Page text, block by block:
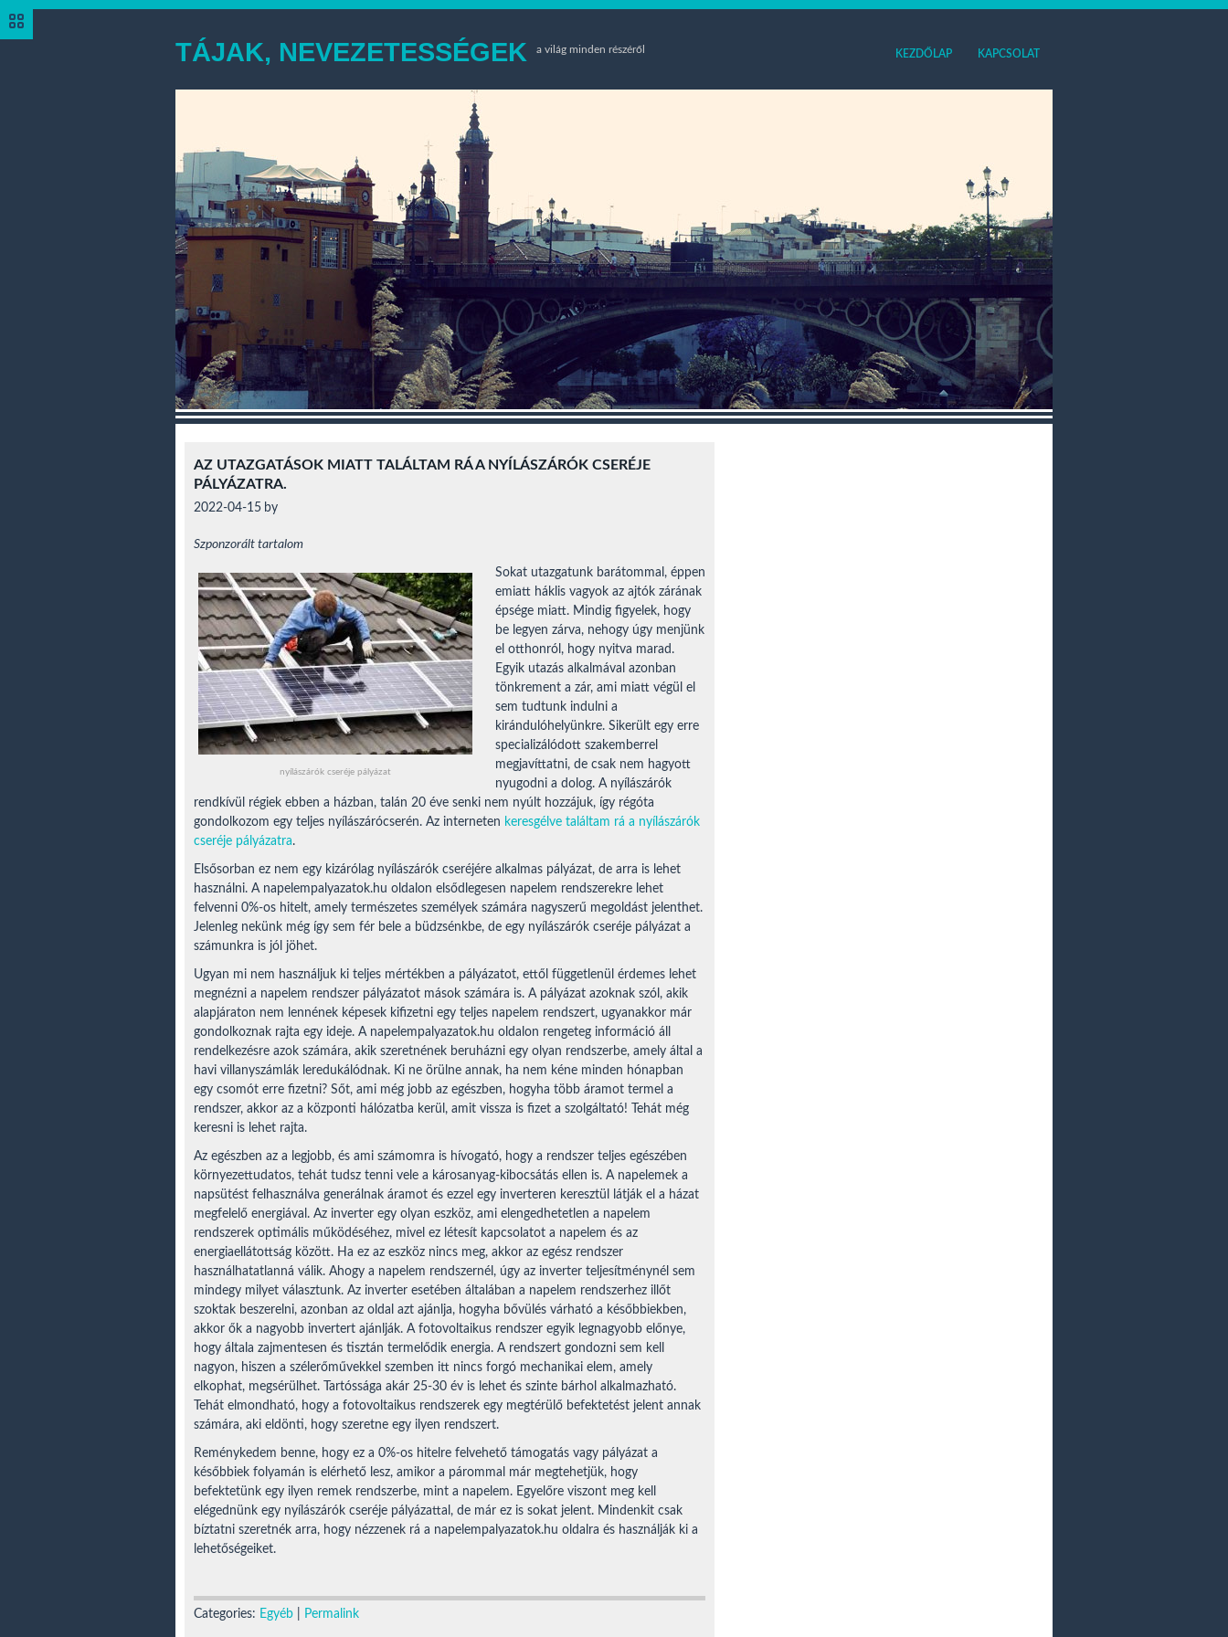
KEZDŐLAP KAPCSOLAT
TÁJAK, NEVEZETESSÉGEK a világ minden részéről
AZ UTAZGATÁSOK MIATT TALÁLTAM RÁ A NYÍLÁSZÁRÓK CSERÉJE
PÁLYÁZATRA.
2022-04-15 by
Szponzorált tartalom
nyílászárók cseréje pályázat
Sokat utazgatunk barátommal, éppen
emiatt háklis vagyok az ajtók zárának
épsége miatt. Mindig figyelek, hogy
be legyen zárva, nehogy úgy menjünk
el otthonról, hogy nyitva marad.
Egyik utazás alkalmával azonban
tönkrement a zár, ami miatt végül el
sem tudtunk indulni a
kirándulóhelyünkre. Sikerült egy erre
specializálódott szakemberrel
megjavíttatni, de csak nem hagyott
nyugodni a dolog. A nyílászárók
rendkívül régiek ebben a házban, talán 20 éve senki nem nyúlt hozzájuk, így régóta
gondolkozom egy teljes nyílászárócserén. Az interneten keresgélve találtam rá a nyílászárók
cseréje pályázatra.
Elsősorban ez nem egy kizárólag nyílászárók cseréjére alkalmas pályázat, de arra is lehet
használni. A napelempalyazatok.hu oldalon elsődlegesen napelem rendszerekre lehet
felvenni 0%-os hitelt, amely természetes személyek számára nagyszerű megoldást jelenthet.
Jelenleg nekünk még így sem fér bele a büdzsénkbe, de egy nyílászárók cseréje pályázat a
számunkra is jól jöhet.
Ugyan mi nem használjuk ki teljes mértékben a pályázatot, ettől függetlenül érdemes lehet
megnézni a napelem rendszer pályázatot mások számára is. A pályázat azoknak szól, akik
alapjáraton nem lennének képesek kifizetni egy teljes napelem rendszert, ugyanakkor már
gondolkoznak rajta egy ideje. A napelempalyazatok.hu oldalon rengeteg információ áll
rendelkezésre azok számára, akik szeretnének beruházni egy olyan rendszerbe, amely által a
havi villanyszámlák leredukálódnak. Ki ne örülne annak, ha nem kéne minden hónapban
egy csomót erre fizetni? Sőt, ami még jobb az egészben, hogyha több áramot termel a
rendszer, akkor az a központi hálózatba kerül, amit vissza is fizet a szolgáltató! Tehát még
keresni is lehet rajta.
Az egészben az a legjobb, és ami számomra is hívogató, hogy a rendszer teljes egészében
környezettudatos, tehát tudsz tenni vele a károsanyag-kibocsátás ellen is. A napelemek a
napsütést felhasználva generálnak áramot és ezzel egy inverteren keresztül látják el a házat
megfelelő energiával. Az inverter egy olyan eszköz, ami elengedhetetlen a napelem
rendszerek optimális működéséhez, mivel ez létesít kapcsolatot a napelem és az
energiaellátottság között. Ha ez az eszköz nincs meg, akkor az egész rendszer
használhatatlanná válik. Ahogy a napelem rendszernél, úgy az inverter teljesítménynél sem
mindegy milyet választunk. Az inverter esetében általában a napelem rendszerhez illőt
szoktak beszerelni, azonban az oldal azt ajánlja, hogyha bővülés várható a későbbiekben,
akkor ők a nagyobb invertert ajánlják. A fotovoltaikus rendszer egyik legnagyobb előnye,
hogy általa zajmentesen és tisztán termelődik energia. A rendszert gondozni sem kell
nagyon, hiszen a szélerőművekkel szemben itt nincs forgó mechanikai elem, amely
elkophat, megsérülhet. Tartóssága akár 25-30 év is lehet és szinte bárhol alkalmazható.
Tehát elmondható, hogy a fotovoltaikus rendszerek egy megtérülő befektetést jelent annak
számára, aki eldönti, hogy szeretne egy ilyen rendszert.
Reménykedem benne, hogy ez a 0%-os hitelre felvehető támogatás vagy pályázat a
későbbiek folyamán is elérhető lesz, amikor a párommal már megtehetjük, hogy
befektetünk egy ilyen remek rendszerbe, mint a napelem. Egyelőre viszont meg kell
elégednünk egy nyílászárók cseréje pályázattal, de már ez is sokat jelent. Mindenkit csak
bíztatni szeretnék arra, hogy nézzenek rá a napelempalyazatok.hu oldalra és használják ki a
lehetőségeiket.
Categories: Egyéb Permalink